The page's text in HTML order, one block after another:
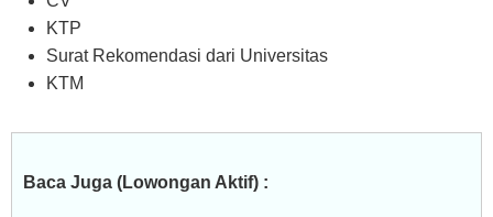
KTP
Surat Rekomendasi dari Universitas
KTM
Baca Juga (Lowongan Aktif) :